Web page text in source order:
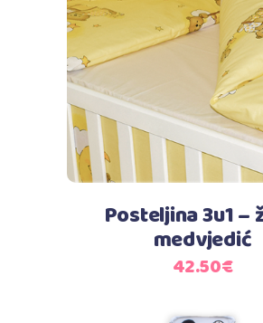
Dodaj u
Posteljina 3u1 –
medvjedić
42.50€